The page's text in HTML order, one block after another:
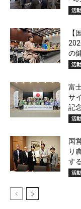
活
【
の
活
富
サ
記
活
国
り
す
活